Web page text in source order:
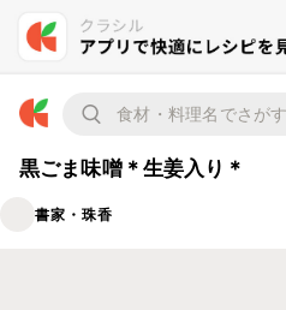
黒ごま味噌＊生姜入り＊
書家・珠香